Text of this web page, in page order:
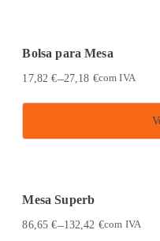
Bolsa para Mesa
17,82€–27,18 €com IVA
variants.
Mesa Superb
86,65€–132,42 €com IVA